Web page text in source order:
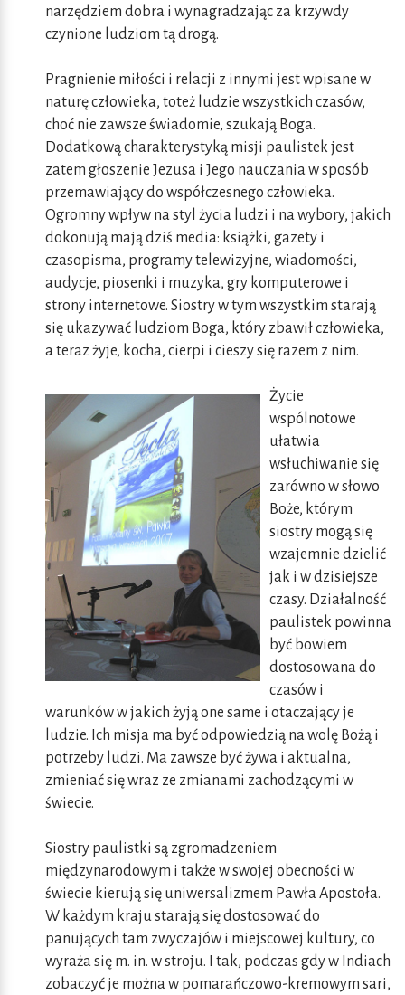
narzędziem dobra i wynagradzając za krzywdy
czynione ludziom tą drogą.
Pragnienie miłości i relacji z innymi jest wpisane w
naturę człowieka, toteż ludzie wszystkich czasów,
choć nie zawsze świadomie, szukają Boga.
Dodatkową charakterystyką misji paulistek jest
zatem głoszenie Jezusa i Jego nauczania w sposób
przemawiający do współczesnego człowieka.
Ogromny wpływ na styl życia ludzi i na wybory, jakich
dokonują mają dziś media: książki, gazety i
czasopisma, programy telewizyjne, wiadomości,
audycje, piosenki i muzyka, gry komputerowe i
strony internetowe. Siostry w tym wszystkim starają
się ukazywać ludziom Boga, który zbawił człowieka,
a teraz żyje, kocha, cierpi i cieszy się razem z nim.
Życie
wspólnotowe
ułatwia
wsłuchiwanie się
zarówno w słowo
Boże, którym
siostry mogą się
wzajemnie dzielić
jak i w dzisiejsze
czasy. Działalność
paulistek powinna
być bowiem
dostosowana do
czasów i
warunków w jakich żyją one same i otaczający je
ludzie. Ich misja ma być odpowiedzią na wolę Bożą i
potrzeby ludzi. Ma zawsze być żywa i aktualna,
zmieniać się wraz ze zmianami zachodzącymi w
świecie.
Siostry paulistki są zgromadzeniem
międzynarodowym i także w swojej obecności w
świecie kierują się uniwersalizmem Pawła Apostoła.
W każdym kraju starają się dostosować do
panujących tam zwyczajów i miejscowej kultury, co
wyraża się m. in. w stroju. I tak, podczas gdy w Indiach
zobaczyć je można w pomarańczowo-kremowym sari,